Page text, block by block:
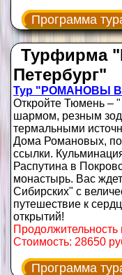
Программа
Турфирма
Петербург"
Тур "РОМАНОВЫ
Откройте Тюмень –
шармом, резным
термальными
Дома Романовых,
ссылки.
Распутина в
монастырь. Вас
Сибирских" с
путешествие к
открытий!
Продолжительность
Стоимость: 28650
Программа